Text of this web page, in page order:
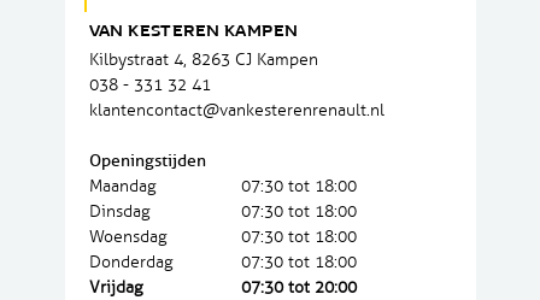
VAN KESTEREN KAMPEN
Kilbystraat 4, 8263 CJ Kampen
038 - 331 32 41
klantencontact@vankesterenrenault.nl
Openingstijden
Maandag
07:30 tot 18:00
Dinsdag
07:30 tot 18:00
Woensdag
07:30 tot 18:00
Donderdag
07:30 tot 18:00
Vrijdag
07:30 tot 20:00